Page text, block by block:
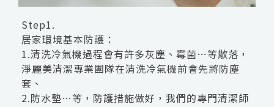
Step1.
居家環境基本防護：
1.清洗冷氣機過程會有許多灰塵、霉菌…等散落，
淨麗美清潔專業團隊在清洗冷氣機前會先將防塵
套、
2.防水墊…等，防護措施做好，我們的專門清潔師